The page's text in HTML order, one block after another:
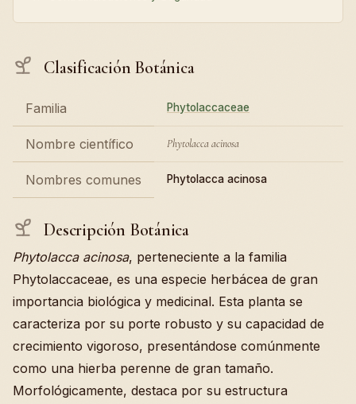
Clasificación Botánica
Familia Phytolaccaceae
Nombre científico Phytolacca acinosa
Nombres comunes Phytolacca acinosa
Descripción Botánica
Phytolacca acinosa, perteneciente a la familia
Phytolaccaceae, es una especie herbácea de gran
importancia biológica y medicinal. Esta planta se
caracteriza por su porte robusto y su capacidad de
crecimiento vigoroso, presentándose comúnmente
como una hierba perenne de gran tamaño.
Morfológicamente, destaca por su estructura